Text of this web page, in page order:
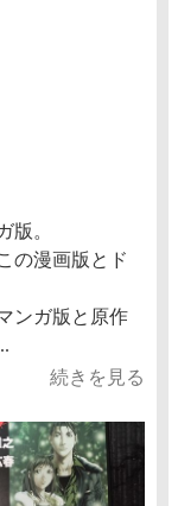
版。
の漫画版とド
ンガ版と原作
続きを見る